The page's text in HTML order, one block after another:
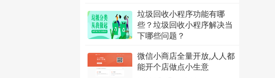
垃圾回收小程序功能有哪
些？垃圾回收小程序解决当
下哪些问题？
微信小商店全量开放,人人都
能开个店做点小生意